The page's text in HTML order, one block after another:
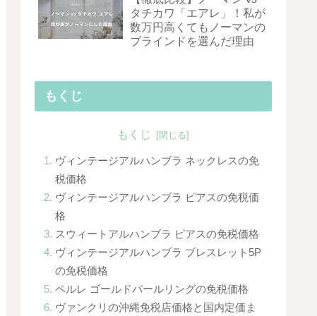
タチカワ「エアレ」！私が
数万円高くてもノーマンの
ブラインドを選んだ理由
もくじ
もくじ
ヴィンテージアルハンブラ ネックレスの免
税価格
ヴィンテージアルハンブラ ピアスの免税価
格
スウィートアルハンブラ ピアスの免税価格
ヴィンテージアルハンブラ ブレスレット5P
の免税価格
ペルレ ゴールドパールリングの免税価格
ヴァンクリの沖縄免税店価格と国内定価ま